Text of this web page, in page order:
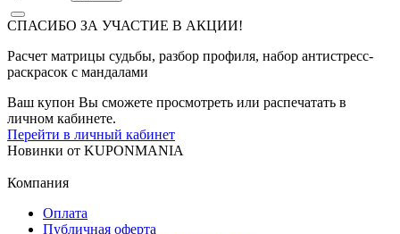
СПАСИБО ЗА УЧАСТИЕ В АКЦИИ!
Расчет матрицы судьбы, разбор профиля, набор антистресс-
раскрасок с мандалами
Ваш купон Вы сможете просмотреть или распечатать в
личном кабинете.
Перейти в личный кабинет
Новинки от KUPONMANIA
Компания
Оплата
Публичная оферта